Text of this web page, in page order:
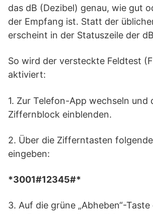
das dB (Dezibel) genau, wie gut
der Empfang ist. Statt der
erscheint in der Statuszeile der
So wird der versteckte Feldtest
aktiviert:
1. Zur Telefon-App wechseln und
Ziffernblock einblenden.
2. Über die Zifferntasten
eingeben:
*3001#12345#*
3. Auf die grüne „Abheben“-